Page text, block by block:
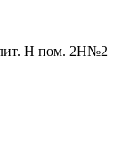
лит. Н пом. 2Н№2